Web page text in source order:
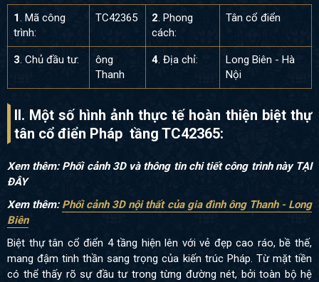
1 . Mã công
trình:
TC42365 2 . Phong
cách:
Tân cổ điển
3 . Chủ đầu tư:
ông
Thanh
4 . Địa chỉ:
Long Biên - Hà
Nội
II. Một số hình ảnh thực tế hoàn thiện biệt thự
tân cổ điển Pháp tầng TC42365:
Xem thêm: Phối cảnh 3D và thông tin chi tiết công trình này TẠI
ĐÂY
Xem thêm: Phối cảnh 3D nội thất của gia đình ông Thanh - Long
Biên
Biệt thự tân cổ điển 4 tầng hiện lên với vẻ đẹp cao ráo, bề thế,
mang đậm tinh thần sang trọng của kiến trúc Pháp. Từ mặt tiền
có thể thấy rõ sự đầu tư trong từng đường nét, bởi toàn bộ hệ